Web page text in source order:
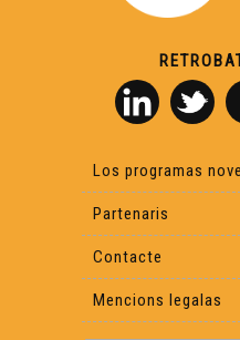
Lo Congrès
Florant
Sent Seren -
Los programas
Partenaris
Contacte
Mencions legalas